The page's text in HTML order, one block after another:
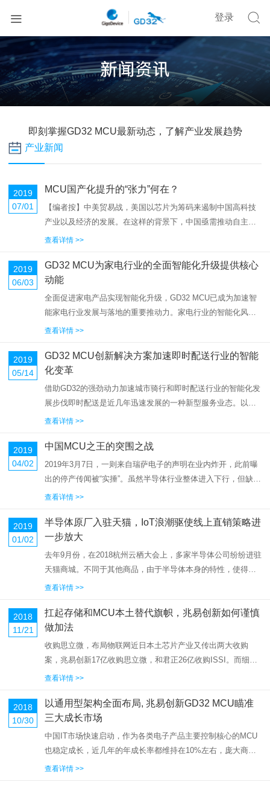
 
登录
即刻掌握GD32 MCU最新动态，了解产业发展趋势
产业新闻
2019
07/01
MCU国产化提升的“张力”何在？
【编者按】中美贸易战，美国以芯片为筹码来遏制中国高科技
产业以及经济的发展。在这样的背景下，中国亟需推动自主创
新，做大做强自家芯片。然而，目前中国芯片发展存在诸多症
代率、政府采购、产品...
查看详情 >>
2019
06/03
GD32 MCU为家电行业的全面智能化升级提供核心
动能
全面促进家电产品实现智能化升级，GD32 MCU已成为加速智
能家电行业发展与落地的重要推动力。家电行业的智能化风潮
在几年前就开始了，这几年变得更加明显和快速。不论是传统
家电，均不同程度地...
查看详情 >>
2019
05/14
GD32 MCU创新解决方案加速即时配送行业的智能
化变革
借助GD32的强劲动力加速城市骑行和即时配送行业的智能化发
展步伐即时配送是近几年迅速发展的一种新型服务业态。以餐
饮外卖配送开始，如今已经遍布至商超、生鲜、代办、近场零
单量已超过120亿件...
查看详情 >>
2019
04/02
中国MCU之王的突围之战
2019年3月7日，一则来自瑞萨电子的声明在业内炸开，此前曝
出的停产传闻被“实捶”。虽然半导体行业整体进入下行，但缺货
行情结束，全球MCU最主要制造商宣告“暂时停产”仍然匪夷所
重要的...
查看详情 >>
2019
01/02
半导体原厂入驻天猫，IoT浪潮驱使线上直销策略进
一步放大
去年9月份，在2018杭州云栖大会上，多家半导体公司纷纷进驻
天猫商城。不同于其他商品，由于半导体本身的特性，使得其
销售重点长期位于线下，这样价格将会受到销售商、中间商、
上，尤其这次入驻的电...
查看详情 >>
2018
11/21
扛起存储和MCU本土替代旗帜，兆易创新如何谨慎
做加法
收购思立微，布局物联网近日本土芯片产业又传出两大收购
案，兆易创新17亿收购思立微，和君正26亿收购ISSI。而细究
起来，这两起收购都与兆易创新有渊源，因为就在去年ISSI还
今年的君正收购...
查看详情 >>
2018
10/30
以通用型架构全面布局, 兆易创新GD32 MCU瞄准
三大成长市场
中国IT市场快速启动，作为各类电子产品主要控制核心的MCU
也稳定成长，近几年的年成长率都维持在10%左右，庞大商机
让各大MCU厂商在中国市场的动作越来越积极，中国MCU大厂
查看详情 >>